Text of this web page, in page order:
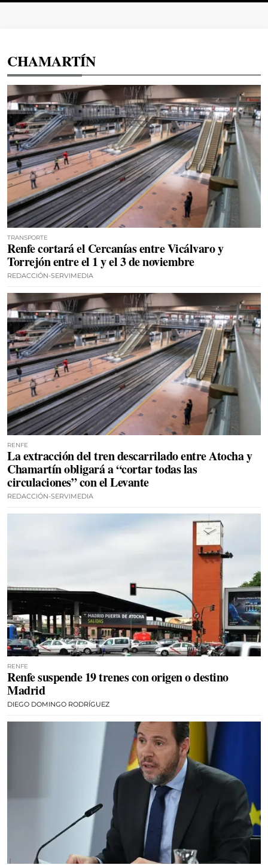
CHAMARTÍN
TRANSPORTE
Renfe cortará el Cercanías entre Vicálvaro y
Torrejón entre el 1 y el 3 de noviembre
REDACCIÓN-SERVIMEDIA
RENFE
La extracción del tren descarrilado entre Atocha y
Chamartín obligará a “cortar todas las
circulaciones” con el Levante
REDACCIÓN-SERVIMEDIA
RENFE
Renfe suspende 19 trenes con origen o destino
Madrid
DIEGO DOMINGO RODRÍGUEZ